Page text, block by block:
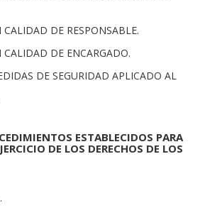
CALIDAD DE RESPONSABLE.
CALIDAD DE ENCARGADO.
DE SEGURIDAD APLICADO AL
ESTABLECIDOS PARA
DE LOS DERECHOS DE LOS